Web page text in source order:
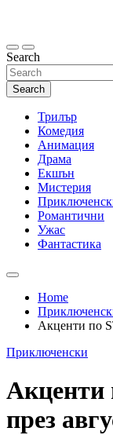
Search
Search
Трилър
Комедия
Анимация
Драма
Екшън
Мистерия
Романтични
Ужас
Фантастика
Home
Акценти по
Приключенски
Акценти
през